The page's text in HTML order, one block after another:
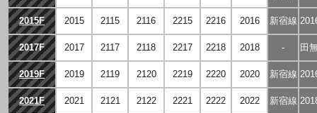
2015F 2015 2115 2116 2215 2216 2016 新宿線
2017F 2017 2117 2118 2217 2218 2018 - 田
2019F 2019 2119 2120 2219 2220 2020 新宿線
2021F 2021 2121 2122 2221 2222 2022 新宿線